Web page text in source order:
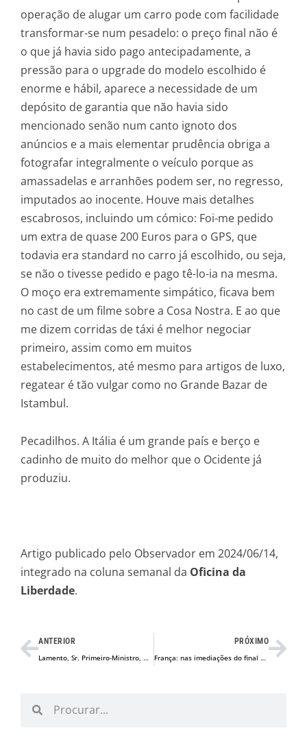
operação de alugar um carro pode com facilidade
transformar-se num pesadelo: o preço final não é
o que já havia sido pago antecipadamente, a
pressão para o upgrade do modelo escolhido é
enorme e hábil, aparece a necessidade de um
depósito de garantia que não havia sido
mencionado senão num canto ignoto dos
anúncios e a mais elementar prudência obriga a
fotografar integralmente o veículo porque as
amassadelas e arranhões podem ser, no regresso,
imputados ao inocente. Houve mais detalhes
escabrosos, incluindo um cómico: Foi-me pedido
um extra de quase 200 Euros para o GPS, que
todavia era standard no carro já escolhido, ou seja,
se não o tivesse pedido e pago tê-lo-ia na mesma.
O moço era extremamente simpático, ficava bem
no cast de um filme sobre a Cosa Nostra. E ao que
me dizem corridas de táxi é melhor negociar
primeiro, assim como em muitos
estabelecimentos, até mesmo para artigos de luxo,
regatear é tão vulgar como no Grande Bazar de
Istambul.
Pecadilhos. A Itália é um grande país e berço e
cadinho de muito do melhor que o Ocidente já
produziu.
Artigo publicado pelo Observador em 2024/06/14,
integrado na coluna semanal da Oficina da
Liberdade.
Prev
ANTERIOR
Lamento, Sr. Primeiro-Ministro, mas não
PRÓXIMO
França: nas imediações do final da grande mentira?